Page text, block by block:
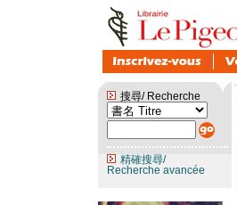
搜尋/ Recherche
精確搜尋/
Recherche avancée